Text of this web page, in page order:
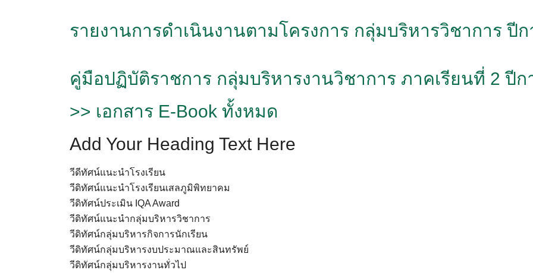
รายงานการดำเนินงานตามโครงการ กลุ่มบริหารวิชาการ ปี
คู่มือปฏิบัติราชการ กลุ่มบริหารงานวิชาการ ภาคเรียนที่ 2 ปีก
>> เอกสาร E-Book ทั้งหมด
Add Your Heading Text Here
วีดีทัศน์แนะนำโรงเรียน
วีดิทัศน์แนะนำโรงเรียนเสลภูมิพิทยาคม
วีดิทัศน์ประเมิน IQA Award
วีดิทัศน์แนะนำกลุ่มบริหารวิชาการ
วีดิทัศน์กลุ่มบริหารกิจการนักเรียน
วีดิทัศน์กลุ่มบริหารงบประมาณและสินทรัพย์
วีดิทัศน์กลุ่มบริหารงานทั่วไป